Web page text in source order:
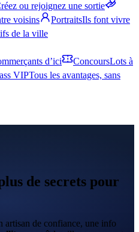
ou rejoignez une sortie
voisins PortraitsIls font vivre
de la ville
d’ici ConcoursLots à
VIPTous les avantages, sans
de secrets pour
artisan de confiance, une info